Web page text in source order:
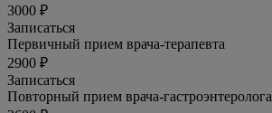
3000 ₽
Записаться
Первичный прием врача-терапевта
2900 ₽
Записаться
Повторный прием врача-гастроэнтеролога